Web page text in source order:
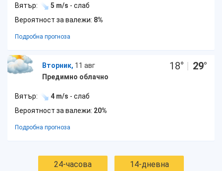
Вятър: 5 m/s - слаб
Вероятност за валежи: 8%
Подробна прогноза
Вторник, 11 авг
Предимно облачно
18° | 29°
Вятър: 4 m/s - слаб
Вероятност за валежи: 20%
Подробна прогноза
24-часова 14-дневна